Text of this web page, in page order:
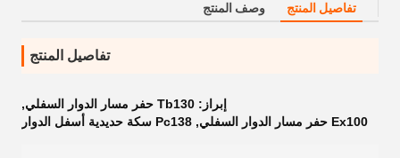
تفاصيل المنتج وصف المنتج
تفاصيل المنتج
إبراز: Tb130 حفر مسار الدوار السفلي
,
Ex100 حفر مسار الدوار السفلي
, Pc138 سكة حديدية أسفل الدوار